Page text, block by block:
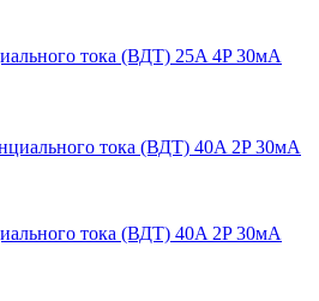
тока (ВДТ) 25A 4P 30мА
тока (ВДТ) 40A 2P 30мА